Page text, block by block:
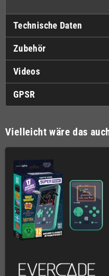
Technische Daten
Zubehör
Videos
GPSR
Vielleicht wäre das